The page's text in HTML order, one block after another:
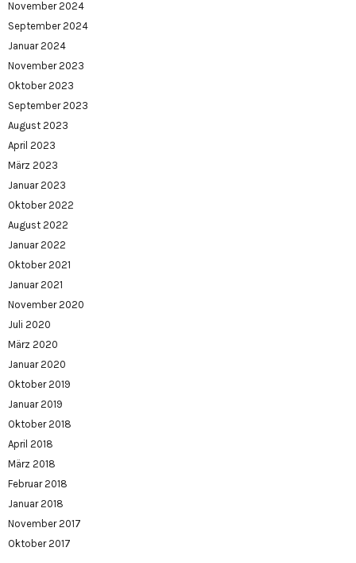
November 2024
September 2024
Januar 2024
November 2023
Oktober 2023
September 2023
August 2023
April 2023
März 2023
Januar 2023
Oktober 2022
August 2022
Januar 2022
Oktober 2021
Januar 2021
November 2020
Juli 2020
März 2020
Januar 2020
Oktober 2019
Januar 2019
Oktober 2018
April 2018
März 2018
Februar 2018
Januar 2018
November 2017
Oktober 2017